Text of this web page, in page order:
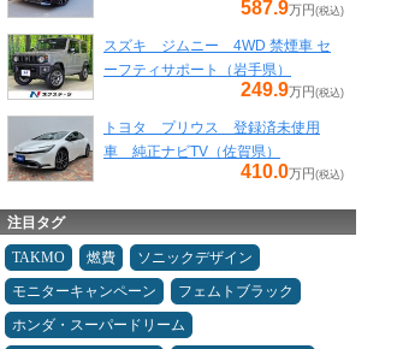
587.9万円 (税込)
スズキ ジムニー 4WD 禁煙車 セ
ーフティサポート（岩手県）
249.9万円 (税込)
トヨタ プリウス 登録済未使用
車 純正ナビTV（佐賀県）
410.0万円 (税込)
注目タグ
TAKMO 燃費
ソニックデザイン
モニターキャンペーン
フェムトブラック
ホンダ・スーパードリーム